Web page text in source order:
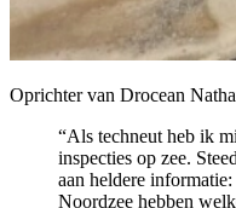
Oprichter van Drocean
“Als techneut heb ik
inspecties op zee.
aan heldere
Noordzee hebben